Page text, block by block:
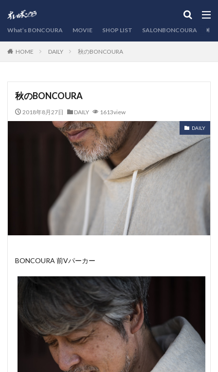
What’s BONCOURA MOVIE SHOP LIST SALONBONCOURA
HOME DAILY 秋のBONCOURA
秋のBONCOURA
2018年8月27日 DAILY 1613view
DAILY
BONCOURA 前Vパーカー
カテゴリー
検索